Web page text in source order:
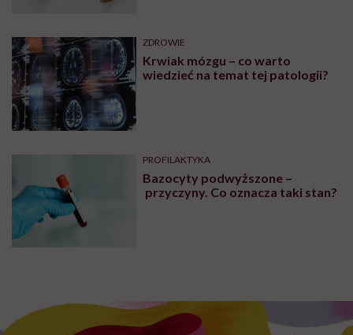
ZDROWIE
Krwiak mózgu – co warto
wiedzieć na temat tej patologii?
PROFILAKTYKA
Bazocyty podwyższone –
przyczyny. Co oznacza taki stan?